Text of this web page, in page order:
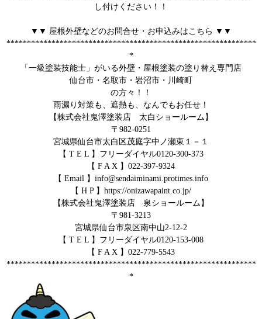
し付けください！！
▼▼ 屋根外壁などのお問合せ・お申込みはこちら ▼▼
*************************************************************
*
「一級塗装技能士」がいる外壁・屋根塗装の塗り替え専門店
仙台市・名取市・岩沼市・川崎町
の方々！！
雨漏り対策も、遮熱も、なんでもお任せ！
【株式会社鬼澤塗装店 太白ショールーム】
〒982-0251
宮城県仙台市太白区茂庭字中ノ瀬東１－１
【 T E L 】フリーダイヤル0120-300-373
【 F A X 】022-397-9324
【 Email 】info@sendaiminami.protimes.info
【 H P 】https://onizawapaint.co.jp/
【株式会社鬼澤塗装店 泉ショールーム】
〒981-3213
宮城県仙台市泉区南中山2-12-2
【 T E L 】フリーダイヤル0120-153-008
【 F A X 】022-779-5543
*************************************************************
*